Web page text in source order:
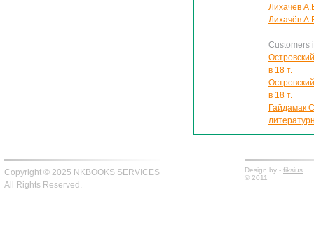
Лихачёв
Лихачёв
Customers
в 18 т.
в 18 т.
Гайдамак
Copyright © 2025 NKBOOKS SERVICES
All Rights Reserved.
Design by - fiksius
© 2011